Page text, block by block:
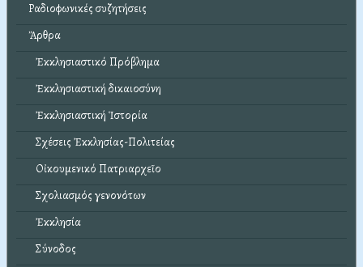
Ραδιοφωνικές συζητήσεις
Ἄρθρα
Ἐκκλησιαστικό Πρόβλημα
Ἐκκλησιαστική δικαιοσύνη
Ἐκκλησιαστική Ἱστορία
Σχέσεις Ἐκκλησίας-Πολιτείας
Οἰκουμενικό Πατριαρχεῖο
Σχολιασμός γενονότων
Ἐκκλησία
Σύνοδος